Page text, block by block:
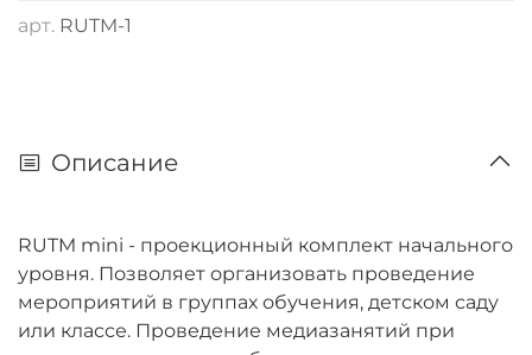
арт. RUTM-1
Описание
RUTM mini - проекционный комплект начального
уровня. Позволяет организовать проведение
мероприятий в группах обучения, детском саду
или классе. Проведение медиазанятий при